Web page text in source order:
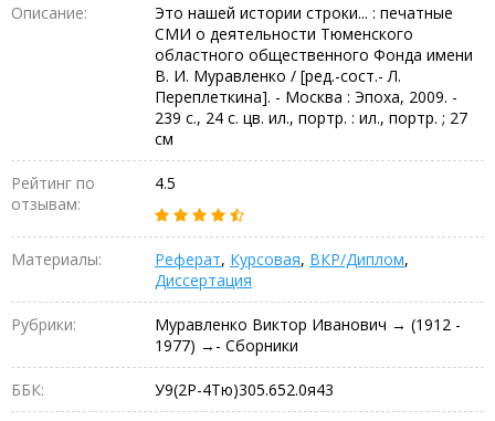
Описание:
Это нашей истории строки... : печатные
СМИ о деятельности Тюменского
областного общественного Фонда имени
В. И. Муравленко / [ред.-сост.- Л.
Переплеткина]. - Москва : Эпоха, 2009. -
239 с., 24 с. цв. ил., портр. : ил., портр. ; 27
см
Рейтинг по
отзывам:
4.5
Материалы: Реферат, Курсовая, ВКР/Диплом,
Диссертация
Рубрики:
Муравленко Виктор Иванович → (1912 -
1977) →- Сборники
ББК: У9(2Р-4Тю)305.652.0я43